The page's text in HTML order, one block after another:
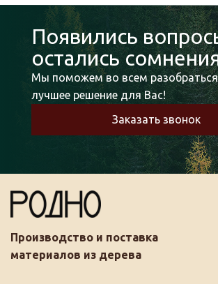
Появились
остались
Мы поможем во всем
лучшее решение для Вас!
Заказать звонок
Производство и поставка
материалов из дерева